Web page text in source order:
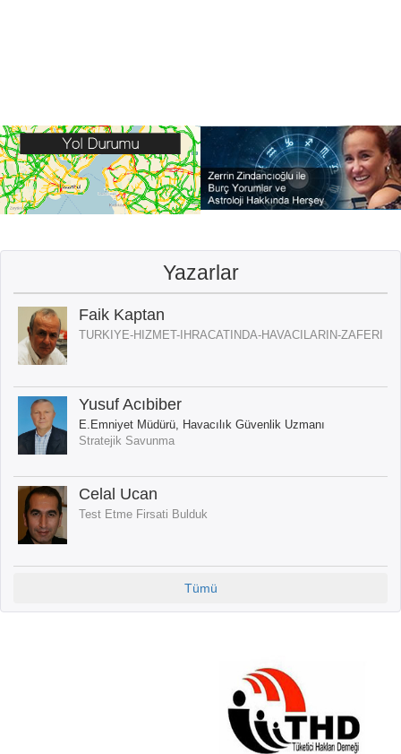
Yazarlar
Faik Kaptan
TURKIYE-HIZMET-IHRACATINDA-HAVACILARIN-ZAFERI
Yusuf Acıbiber
E.Emniyet Müdürü, Havacılık Güvenlik Uzmanı
Stratejik Savunma
Celal Ucan
Test Etme Firsati Bulduk
Tümü